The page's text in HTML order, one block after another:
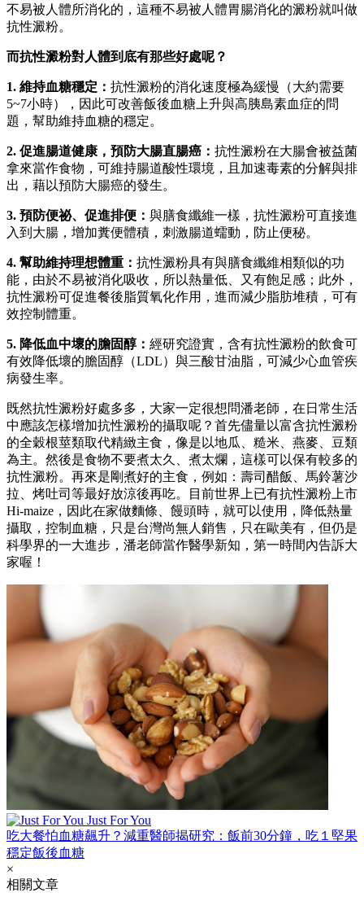
不易被人體所消化的，這種不易被人體胃腸消化的澱粉就叫做
抗性澱粉。
而抗性澱粉對人體到底有那些好處呢？
1. 維持血糖穩定： 抗性澱粉的消化速度極為緩慢（大約需要
5~7小時），因此可改善飯後血糖上升與高胰島素血症的問
題，幫助維持血糖的穩定。
2. 促進腸道健康，預防大腸直腸癌： 抗性澱粉在大腸會被益菌
拿來當作食物，可維持腸道酸性環境，且加速毒素的分解與排
出，藉以預防大腸癌的發生。
3. 預防便祕、促進排便： 與膳食纖維一樣，抗性澱粉可直接進
入到大腸，增加糞便體積，刺激腸道蠕動，防止便秘。
4. 幫助維持理想體重： 抗性澱粉具有與膳食纖維相類似的功
能，由於不易被消化吸收，所以熱量低、又有飽足感；此外，
抗性澱粉可促進餐後脂質氧化作用，進而減少脂肪堆積，可有
效控制體重。
5. 降低血中壞的膽固醇： 經研究證實，含有抗性澱粉的飲食可
有效降低壞的膽固醇（LDL）與三酸甘油脂，可減少心血管疾
病發生率。
既然抗性澱粉好處多多，大家一定很想問潘老師，在日常生活
中應該怎樣增加抗性澱粉的攝取呢？首先儘量以富含抗性澱粉
的全穀根莖類取代精緻主食，像是以地瓜、糙米、燕麥、豆類
為主。然後是食物不要煮太久、煮太爛，這樣可以保有較多的
抗性澱粉。再來是剛煮好的主食，例如：壽司醋飯、馬鈴薯沙
拉、烤吐司等最好放涼後再吃。目前世界上已有抗性澱粉上市
Hi-maize，因此在家做麵條、饅頭時，就可以使用，降低熱量
攝取，控制血糖，只是台灣尚無人銷售，只在歐美有，但仍是
科學界的一大進步，潘老師當作醫學新知，第一時間內告訴大
家喔！
Just For You
吃大餐怕血糖飆升？減重醫師揭研究：飯前30分鐘，吃１堅果
穩定飯後血糖
×
相關文章